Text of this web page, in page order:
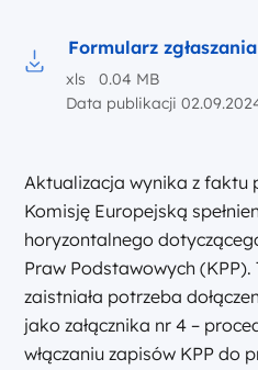
Aktualizacja wynika z faktu
Komisję Europejską
horyzontalnego
Praw Podstawowych
zaistniała potrzeba
jako załącznika nr 4 –
włączaniu zapisów KPP do
Formularz
xls 0.04 MB
Data publikacji